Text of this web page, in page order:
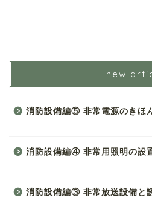
new
消防設備編⑤ 非常電源のきほ
消防設備編④ 非常用照明の設
消防設備編③ 非常放送設備と